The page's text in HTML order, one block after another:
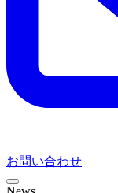
お問い合わせ